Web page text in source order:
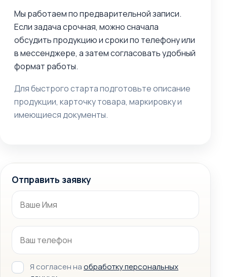
Мы работаем по предварительной записи.
Если задача срочная, можно сначала
обсудить продукцию и сроки по телефону или
в мессенджере, а затем согласовать удобный
формат работы.
Для быстрого старта подготовьте описание
продукции, карточку товара, маркировку и
имеющиеся документы.
Отправить заявку
Я согласен наобработку персональных